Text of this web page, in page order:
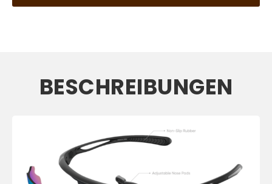
BESCHREIBUNGEN